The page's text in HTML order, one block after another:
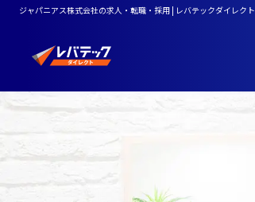
ジャパニアス株式会社の求人・転職・採用 | レバテックダイレクト